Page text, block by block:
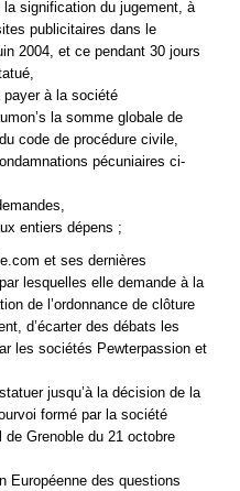
signification du jugement, à
publicitaires dans le
2004, et ce pendant 30 jours
à la société
la somme globale de
code de procédure civile,
pécuniaires ci-
entiers dépens ;
et ses dernières
lesquelles elle demande à la
de l’ordonnance de clôture
d’écarter des débats les
les sociétés Pewterpassion et
jusqu’à la décision de la
formé par la société
de Grenoble du 21 octobre
Européenne des questions